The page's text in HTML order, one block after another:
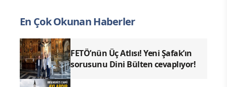
En Çok Okunan Haberler
FETÖ’nün Üç Atlısı! Yeni Şafak’ın
sorusunu Dini Bülten cevaplıyor!